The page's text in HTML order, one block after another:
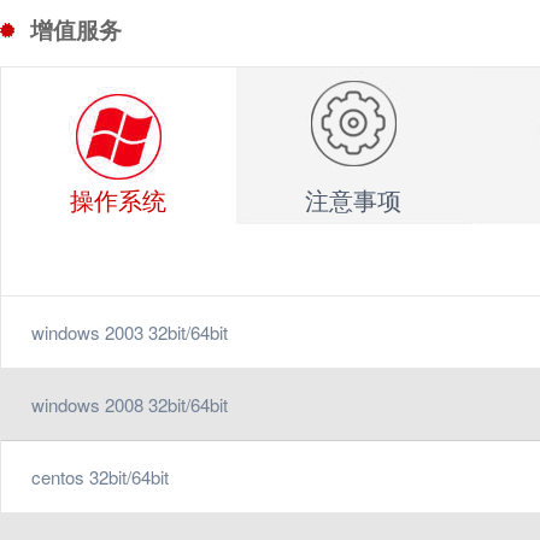
增值服务
操作系统 注意事项
windows 2003 32bit/64bit
windows 2008 32bit/64bit
centos 32bit/64bit